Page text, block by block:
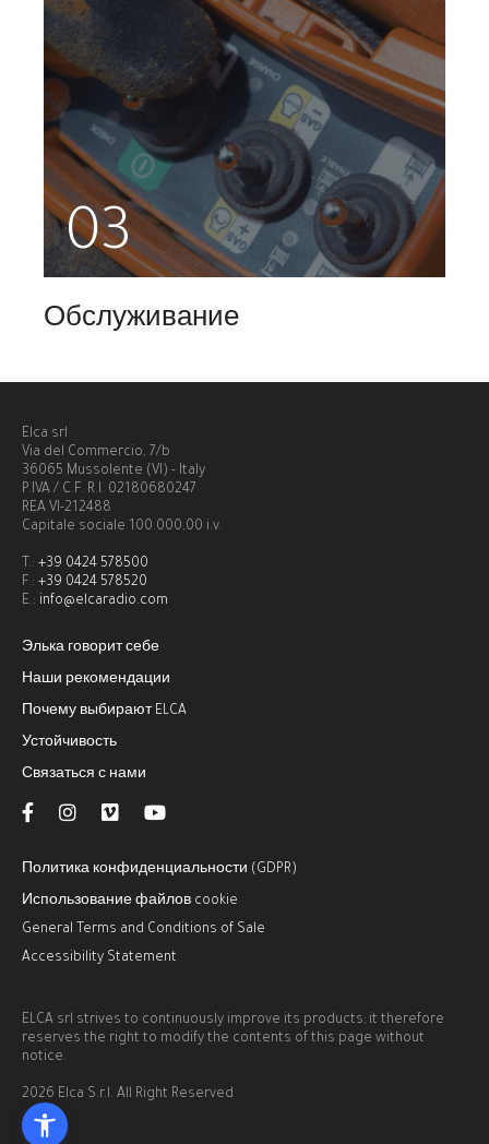
03
Обслуживание
Elca srl
Via del Commercio, 7/b
36065 Mussolente (VI) - Italy
P.IVA / C.F. R.I. 02180680247
REA VI-212488
Capitale sociale 100.000,00 i.v.
T.: +39 0424 578500
F.: +39 0424 578520
E.: info@elcaradio.com
Элька говорит себе
Наши рекомендации
Почему выбирают ELCA
Устойчивость
Связаться с нами
Политика конфиденциальности (GDPR)
Использование файлов cookie
General Terms and Conditions of Sale
Accessibility Statement
ELCA srl strives to continuously improve its products; it therefore
reserves the right to modify the contents of this page without
notice.
2026 Elca S.r.l. All Right Reserved